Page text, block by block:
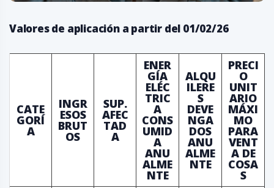
Valores de aplicación a partir del 01/02/26
CATE
GORÍ
A
INGR
ESOS
BRUT
OS
SUP.
AFEC
TAD
A
ENER
GÍA
ELÉC
TRIC
A
CONS
UMID
A
ANU
ALME
NTE
ALQU
ILERE
S
DEVE
NGA
DOS
ANU
ALME
NTE
PRECI
O
UNIT
ARIO
MÁXI
MO
PARA
VENT
A DE
COSA
S